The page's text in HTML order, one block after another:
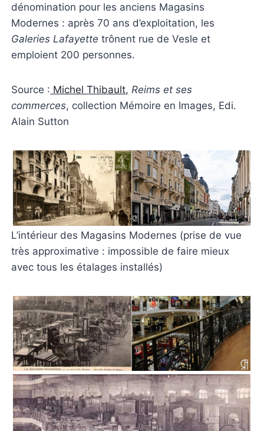
dénomination pour les anciens Magasins
Modernes : après 70 ans d’exploitation, les
Galeries Lafayette trônent rue de Vesle et
emploient 200 personnes.
Source : Michel Thibault, Reims et ses
commerces, collection Mémoire en Images, Edi.
Alain Sutton
L’intérieur des Magasins Modernes (prise de vue
très approximative : impossible de faire mieux
avec tous les étalages installés)